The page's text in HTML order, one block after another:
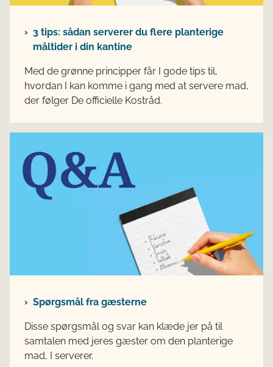
3 tips: sådan serverer du flere planterige
måltider i din kantine
Med de grønne principper får I gode tips til,
hvordan I kan komme i gang med at servere mad,
der følger De officielle Kostråd.
Spørgsmål fra gæsterne
Disse spørgsmål og svar kan klæde jer på til
samtalen med jeres gæster om den planterige
mad, I serverer.